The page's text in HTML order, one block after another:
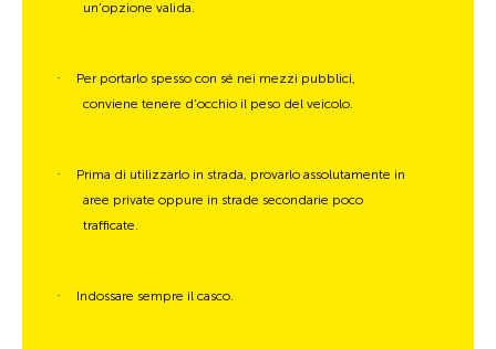
un’opzione valida.
·
Per portarlo spesso con sé nei mezzi pubblici,
conviene tenere d’occhio il peso del veicolo.
·
Prima di utilizzarlo in strada, provarlo assolutamente in
aree private oppure in strade secondarie poco
trafficate.
· Indossare sempre il casco.